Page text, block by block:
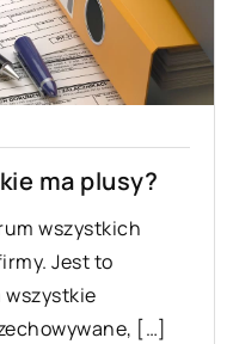
ma plusy?
wszystkich
Jest to
[…]